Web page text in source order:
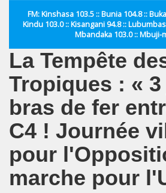
FM: Kinshasa 103.5 :: Bunia 104.8 ::
Kindu 103.0 :: Kisangani 94.8 ::
Mbandaka 103.0 :: Mbuji-
La Tempête
Tropiques : «
bras de fer
C4 ! Journée
pour
marche pour